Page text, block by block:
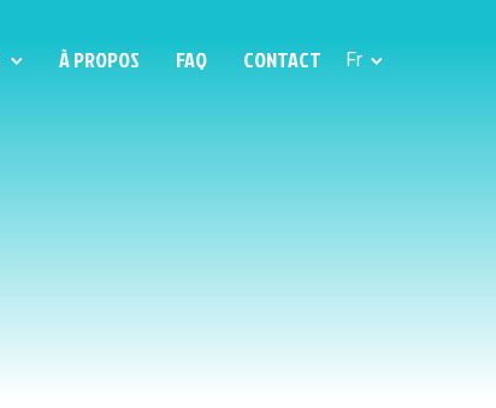
À PROPOS FAQ CONTACT Fr